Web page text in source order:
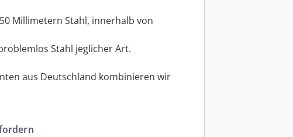
Millimetern Stahl, innerhalb von
Stahl jeglicher Art.
aus Deutschland kombinieren wir